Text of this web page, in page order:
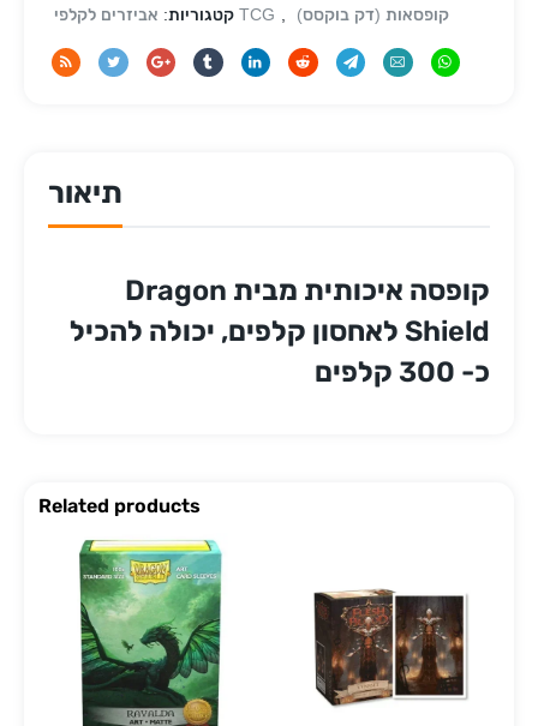
קטגוריות: אביזרים לקלפי TCG קופסאות (דק בוקסס)
תיאור
קופסה איכותית מבית Dragon
Shield לאחסון קלפים, יכולה להכיל
כ- 300 קלפים
Related products